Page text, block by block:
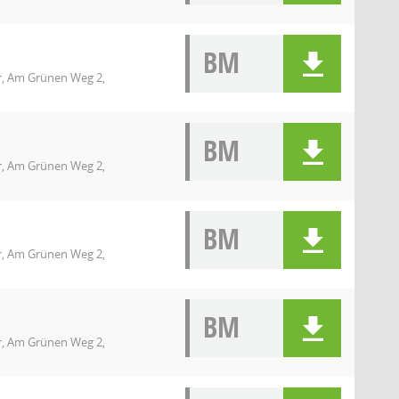
Grünen Weg 2,
BM
Grünen Weg 2,
BM
Grünen Weg 2,
BM
Grünen Weg 2,
BM